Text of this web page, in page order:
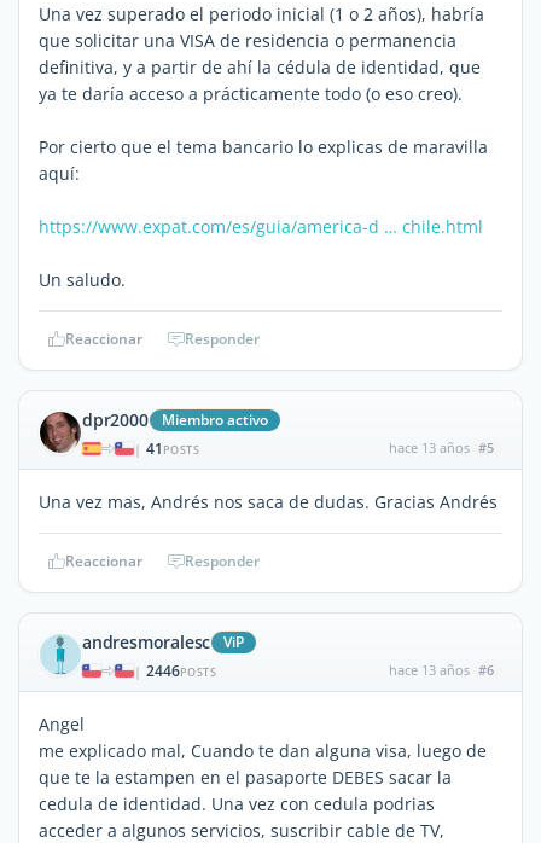
Una vez superado el periodo inicial (1 o 2 años), habría
que solicitar una VISA de residencia o permanencia
definitiva, y a partir de ahí la cédula de identidad, que
ya te daría acceso a prácticamente todo (o eso creo).
Por cierto que el tema bancario lo explicas de maravilla
aquí:
https://www.expat.com/es/guia/america-d … chile.html
Un saludo.
Reaccionar Responder
dpr2000 Miembro activo
| 41 POSTS hace 13 años #5
Una vez mas, Andrés nos saca de dudas. Gracias Andrés
Reaccionar Responder
andresmoralesc ViP
| 2446POSTS hace 13 años #6
Angel
me explicado mal, Cuando te dan alguna visa, luego de
que te la estampen en el pasaporte DEBES sacar la
cedula de identidad. Una vez con cedula podrias
acceder a algunos servicios, suscribir cable de TV,